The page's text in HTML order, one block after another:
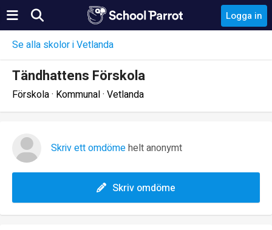
Logga in
Se alla skolor i Vetlanda
Tändhattens Förskola
Förskola · Kommunal · Vetlanda
Skriv ett omdömehelt anonymt
Skriv omdöme